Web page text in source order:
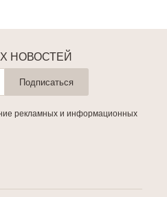
НОВОСТЕЙ
Подписаться
рекламных и информационных